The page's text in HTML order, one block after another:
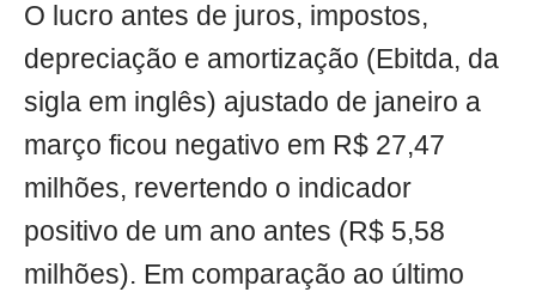
O lucro antes de juros, impostos,
depreciação e amortização (Ebitda, da
sigla em inglês) ajustado de janeiro a
março ficou negativo em R$ 27,47
milhões, revertendo o indicador
positivo de um ano antes (R$ 5,58
milhões). Em comparação ao último